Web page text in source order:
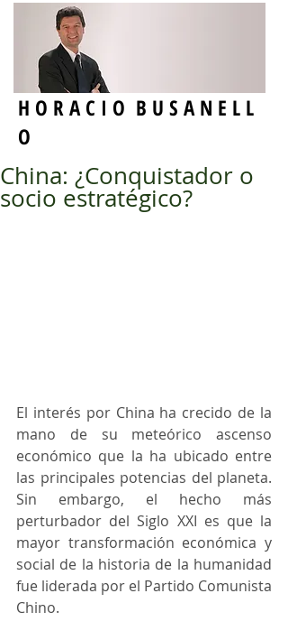
H O R A C I O B U S A N E L L
O
China: ¿Conquistador o
socio estratégico?
El interés por China ha crecido de la
mano de su meteórico ascenso
económico que la ha ubicado entre
las principales potencias del planeta.
Sin embargo, el hecho más
perturbador del Siglo XXI es que la
mayor transformación económica y
social de la historia de la humanidad
fue liderada por el Partido Comunista
Chino.